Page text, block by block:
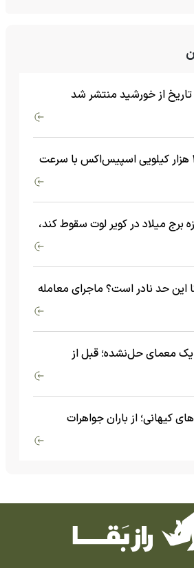
از خورشید منتشر شد
راکت سرگردان و ۴ هزار کیلویی اسپیس‌اکس با سرعت
برج میلاد در کویر لوت سقوط کند،
این حد نادر است؟ ماجرای معامله
می‌افتد!
معمای حل‌نشده؛ قبل از
چه چیزی وجود داشت؟
کیهانی؛ از باران جواهرات
آهن و شیشه